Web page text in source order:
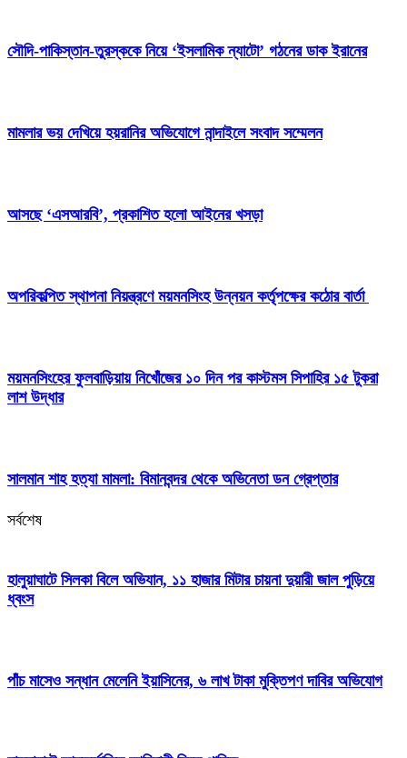
সৌদি-পাকিস্তান-তুরস্ককে নিয়ে ‘ইসলামিক ন্যাটো’ গঠনের ডাক ইরানের
মামলার ভয় দেখিয়ে হয়রানির অভিযোগে নান্দাইলে সংবাদ সম্মেলন
আসছে ‘এসআরবি’, প্রকাশিত হলো আইনের খসড়া
অপরিকল্পিত স্থাপনা নিয়ন্ত্রণে ময়মনসিংহ উন্নয়ন কর্তৃপক্ষের কঠোর বার্তা
ময়মনসিংহের ফুলবাড়িয়ায় নিখোঁজের ১০ দিন পর কাস্টমস সিপাহির ১৫ টুকরা
লাশ উদ্ধার
সালমান শাহ হত্যা মামলা: বিমানবন্দর থেকে অভিনেতা ডন গ্রেপ্তার
সর্বশেষ
হালুয়াঘাটে সিলকা বিলে অভিযান, ১১ হাজার মিটার চায়না দুয়ারী জাল পুড়িয়ে
ধ্বংস
পাঁচ মাসেও সন্ধান মেলেনি ইয়াসিনের, ৬ লাখ টাকা মুক্তিপণ দাবির অভিযোগ